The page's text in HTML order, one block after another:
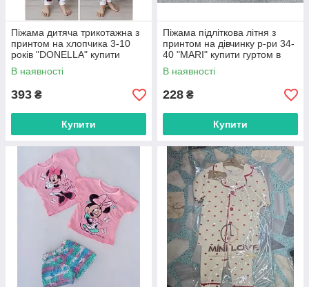
Піжама дитяча трикотажна з
принтом на хлопчика 3-10
років "DONELLA" купити
гуртом в Одесі на 7 км
В наявності
393 ₴
Купити
Піжама підліткова літня з
принтом на дівчинку р-ри 34-
40 "MARI" купити гуртом в
Одесі на 7 км
В наявності
228 ₴
Купити